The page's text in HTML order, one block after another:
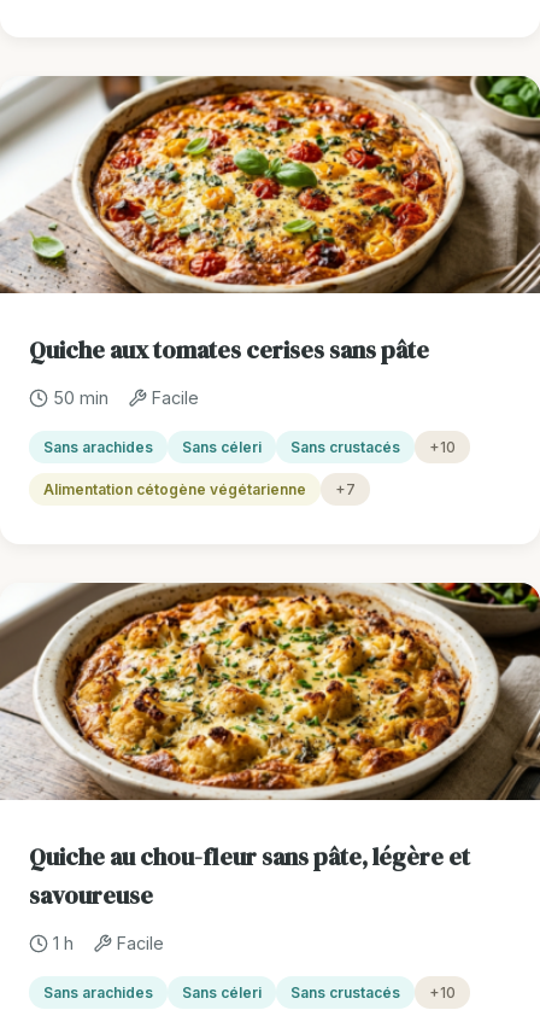
Quiche aux tomates cerises sans pâte
50 min Facile
Sans arachides Sans céleri Sans crustacés +10
Alimentation cétogène végétarienne +7
Quiche au chou-fleur sans pâte, légère et
savoureuse
1 h Facile
Sans arachides Sans céleri Sans crustacés +10